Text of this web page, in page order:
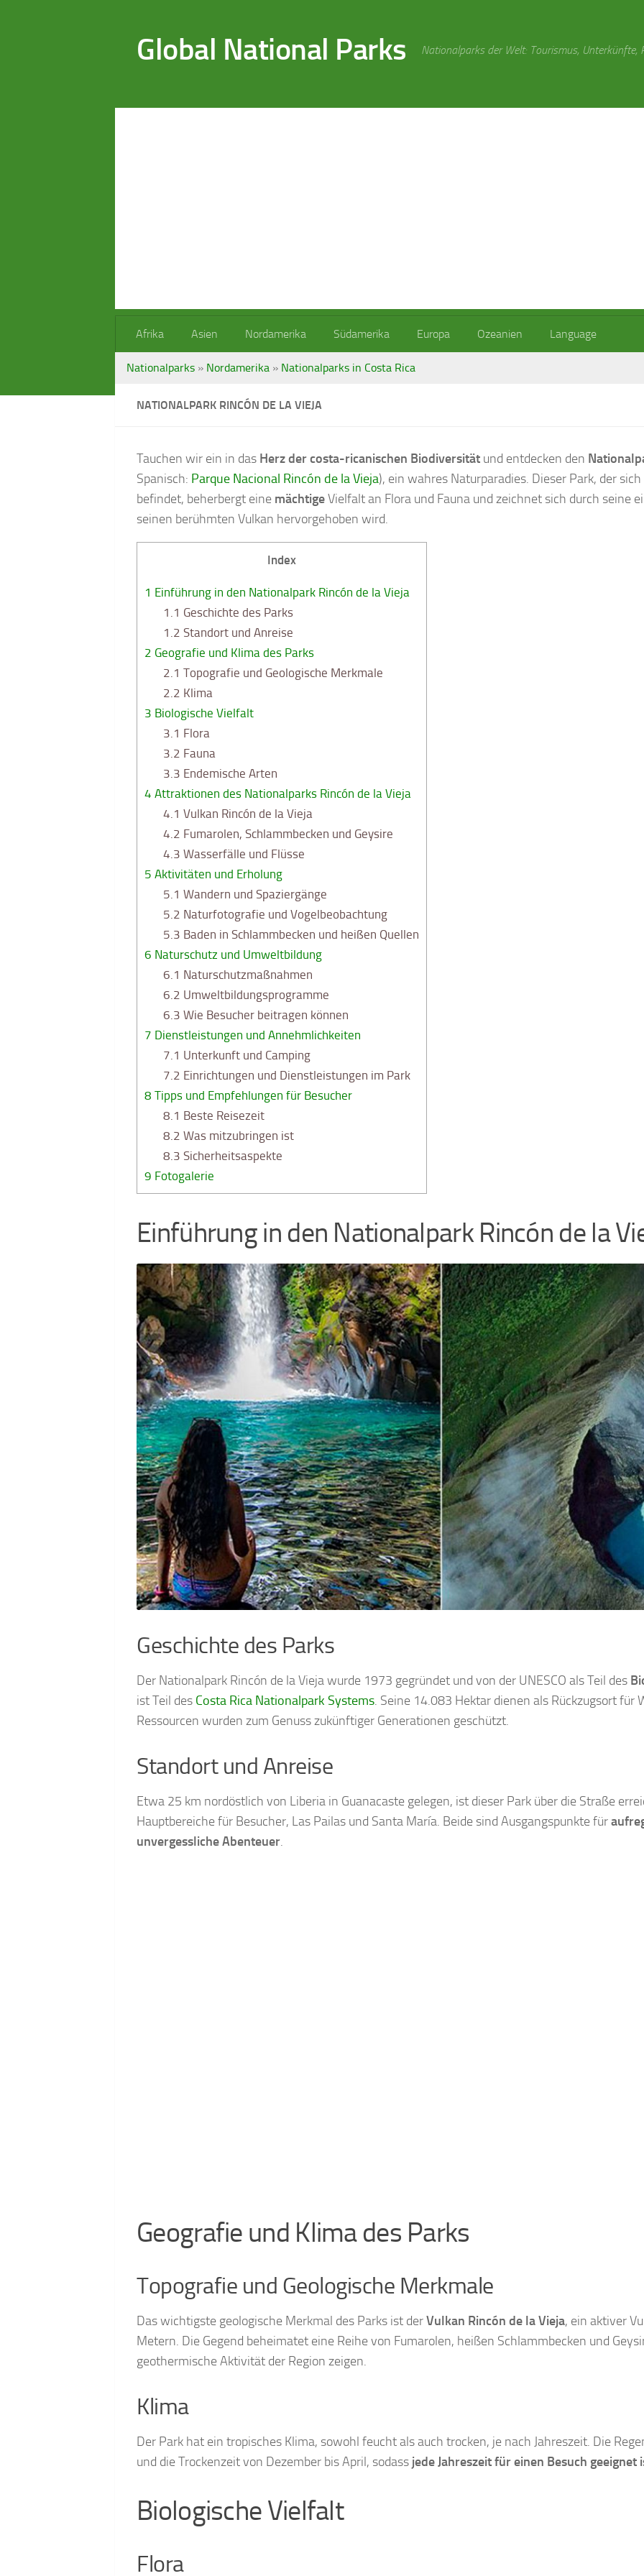
Global National Parks Nationalparks der Welt: Tourismus, Unterkünfte,
Afrika Asien Nordamerika Südamerika Europa Ozeanien Language
Nationalparks » Nordamerika » Nationalparks in Costa Rica
NATIONALPARK RINCÓN DE LA VIEJA
Tauchen wir ein in das Herz der costa-ricanischen Biodiversität und entdecken den
Spanisch: Parque Nacional Rincón de la Vieja), ein wahres Naturparadies. Dieser Park, der
befindet, beherbergt eine mächtigeVielfalt an Flora und Fauna und zeichnet sich durch seine
seinen berühmten Vulkan hervorgehoben wird.
Index
1 Einführung in den Nationalpark Rincón de la Vieja
1.1 Geschichte des Parks
1.2 Standort und Anreise
2 Geografie und Klima des Parks
2.1 Topografie und Geologische Merkmale
2.2 Klima
3 Biologische Vielfalt
3.1 Flora
3.2 Fauna
3.3 Endemische Arten
4 Attraktionen des Nationalparks Rincón de la Vieja
4.1 Vulkan Rincón de la Vieja
4.2 Fumarolen, Schlammbecken und Geysire
4.3 Wasserfälle und Flüsse
5 Aktivitäten und Erholung
5.1 Wandern und Spaziergänge
5.2 Naturfotografie und Vogelbeobachtung
5.3 Baden in Schlammbecken und heißen Quellen
6 Naturschutz und Umweltbildung
6.1 Naturschutzmaßnahmen
6.2 Umweltbildungsprogramme
6.3 Wie Besucher beitragen können
7 Dienstleistungen und Annehmlichkeiten
7.1 Unterkunft und Camping
7.2 Einrichtungen und Dienstleistungen im Park
8 Tipps und Empfehlungen für Besucher
8.1 Beste Reisezeit
8.2 Was mitzubringen ist
8.3 Sicherheitsaspekte
9 Fotogalerie
Einführung in den Nationalpark Rincón de la
Geschichte des Parks
Der Nationalpark Rincón de la Vieja wurde 1973 gegründet und von der UNESCO als Teil des
ist Teil des Costa Rica Nationalpark Systems. Seine 14.083 Hektar dienen als Rückzugsort für
Ressourcen wurden zum Genuss zukünftiger Generationen geschützt.
Standort und Anreise
Etwa 25 km nordöstlich von Liberia in Guanacaste gelegen, ist dieser Park über die Straße
Hauptbereiche für Besucher, Las Pailas und Santa María. Beide sind Ausgangspunkte für
unvergessliche Abenteuer.
Geografie und Klima des Parks
Topografie und Geologische Merkmale
Das wichtigste geologische Merkmal des Parks ist derVulkan Rincón de la Vieja, ein aktiver
Metern. Die Gegend beheimatet eine Reihe von Fumarolen, heißen Schlammbecken und
geothermische Aktivität der Region zeigen.
Klima
Der Park hat ein tropisches Klima, sowohl feucht als auch trocken, je nach Jahreszeit. Die
und die Trockenzeit von Dezember bis April, sodass jede Jahreszeit für einen Besuch geeignet
Biologische Vielfalt
Flora